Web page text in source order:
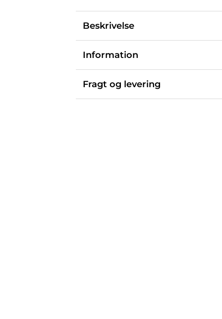
Beskrivelse
Information
Fragt og levering